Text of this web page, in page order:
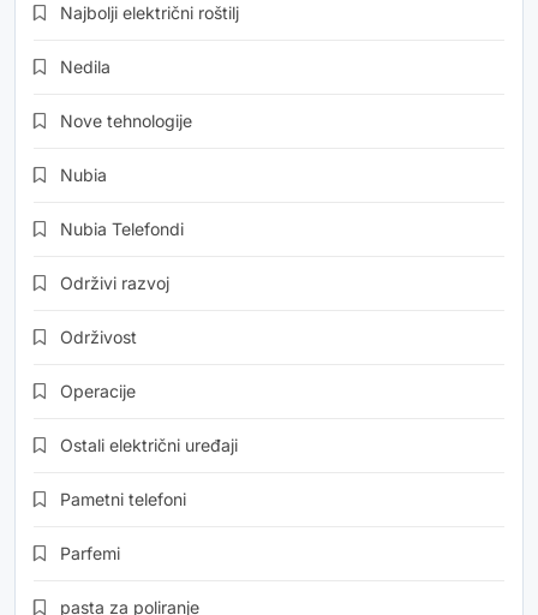
Najbolji električni roštilj
Nedila
Nove tehnologije
Nubia
Nubia Telefondi
Održivi razvoj
Održivost
Operacije
Ostali električni uređaji
Pametni telefoni
Parfemi
pasta za poliranje